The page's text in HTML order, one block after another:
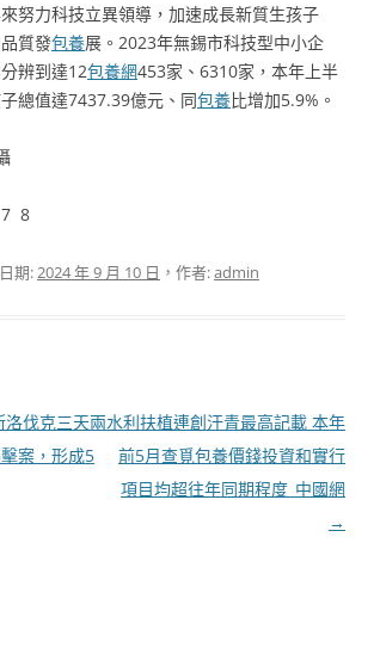
努力科技立異領導，加速成長新質生孩子
質發包養展。2023年無錫市科技型中小企
辨到達12包養網453家、6310家，本年上半
總值達7437.39億元、同包養比增加5.9%。
8
期:2024 年 9 月 10 日 ，作者:admin
洛伐克三天兩
案，形成5
水利扶植連創汗青最高記載 本年
前5月查覓包養價錢投資和實行
項目均超往年同期程度_中國網
→